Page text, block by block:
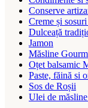
Conserve
Creme și
Dulceață
Jamon
Măsline
Oțet balsamic
Paste, făină si
Sos de Roșii
Ulei de